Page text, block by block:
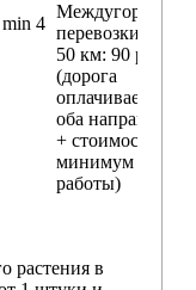
min 4
Междугородние
перевозки
50 км: 90 руб./км
(дорога
оплачивается в
оба направления
+ стоимость
минимум 4
работы)
растения в